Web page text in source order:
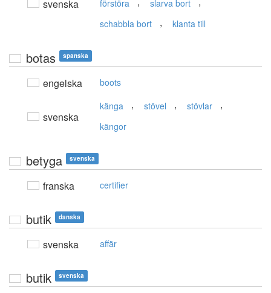
svenska förstöra slarva bort
schabbla bort , klanta till
botas spanska
engelska boots
svenska
känga , stövel , stövlar ,
kängor
betyga svenska
franska certifier
butik danska
svenska affär
butik svenska